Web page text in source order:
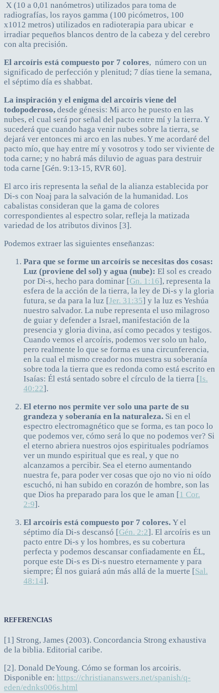
X (10 a 0,01 nanómetros) utilizados para toma de
radiografías, los rayos gamma (100 picómetros, 100
x1012 metros) utilizados en radioterapia para ubicar e
irradiar pequeños blancos dentro de la cabeza y del cerebro
con alta precisión.
El arcoíris está compuesto por 7 colores, número con un
significado de perfección y plenitud; 7 días tiene la semana,
el séptimo día es shabbat.
La inspiración y el enigma del arcoíris viene del
todopoderoso, desde génesis: Mi arco he puesto en las
nubes, el cual será por señal del pacto entre mí y la tierra. Y
sucederá que cuando haga venir nubes sobre la tierra, se
dejará ver entonces mi arco en las nubes. Y me acordaré del
pacto mío, que hay entre mí y vosotros y todo ser viviente de
toda carne; y no habrá más diluvio de aguas para destruir
toda carne [Gén. 9:13-15, RVR 60].
El arco iris representa la señal de la alianza establecida por
Di-s con Noaj para la salvación de la humanidad. Los
cabalistas consideran que la gama de colores
correspondientes al espectro solar, refleja la matizada
variedad de los atributos divinos [3].
Podemos extraer las siguientes enseñanzas:
Para que se forme un arcoíris se necesitas dos cosas:
Luz (proviene del sol) y agua (nube): El sol es creado
por Di-s, hecho para dominar [Gn. 1:16], representa la
esfera de la acción de la tierra, la ley de Di-s y la gloria
futura, se da para la luz [Jer. 31:35] y la luz es Yeshúa
nuestro salvador. La nube representa el uso milagroso
de guiar y defender a Israel, manifestación de la
presencia y gloria divina, así como pecados y testigos.
Cuando vemos el arcoíris, podemos ver solo un halo,
pero realmente lo que se forma es una circunferencia,
en la cual el mismo creador nos muestra su soberanía
sobre toda la tierra que es redonda como está escrito en
Isaías: Él está sentado sobre el círculo de la tierra [Is.
40:22].
El eterno nos permite ver solo una parte de su
grandeza y soberanía en la naturaleza. Si en el
espectro electromagnético que se forma, es tan poco lo
que podemos ver, cómo será lo que no podemos ver? Si
el eterno abriera nuestros ojos espirituales podríamos
ver un mundo espiritual que es real, y que no
alcanzamos a percibir. Sea el eterno aumentando
nuestra fe, para poder ver cosas que ojo no vio ni oído
escuchó, ni han subido en corazón de hombre, son las
que Dios ha preparado para los que le aman [1 Cor.
2:9].
El arcoíris está compuesto por 7 colores. Y el
séptimo día Di-s descansó [Gén. 2:2]. El arcoíris es un
pacto entre Di-s y los hombres, es su cobertura
perfecta y podemos descansar confiadamente en ÉL,
porque este Di-s es Di-s nuestro eternamente y para
siempre; Él nos guiará aún más allá de la muerte [Sal.
48:14].
REFERENCIAS
[1] Strong, James (2003). Concordancia Strong exhaustiva
de la biblia. Editorial caribe.
[2]. Donald DeYoung. Cómo se forman los arcoiris.
Disponible en: https://christiananswers.net/spanish/q-
eden/ednks006s.html